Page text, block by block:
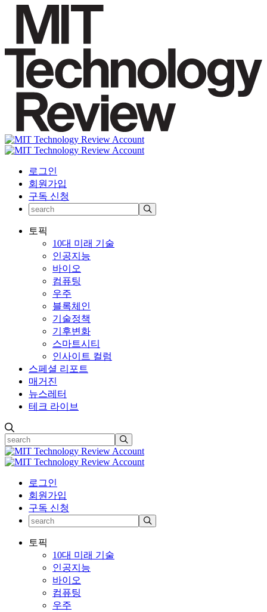
로그인
회원가입
구독 신청
토픽
10대 미래 기술
인공지능
바이오
컴퓨팅
우주
블록체인
기술정책
기후변화
스마트시티
인사이트 컬럼
스페셜 리포트
매거진
뉴스레터
테크 라이브
로그인
회원가입
구독 신청
토픽
10대 미래 기술
인공지능
바이오
컴퓨팅
우주